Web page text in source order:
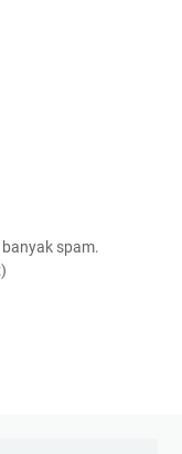
spam.